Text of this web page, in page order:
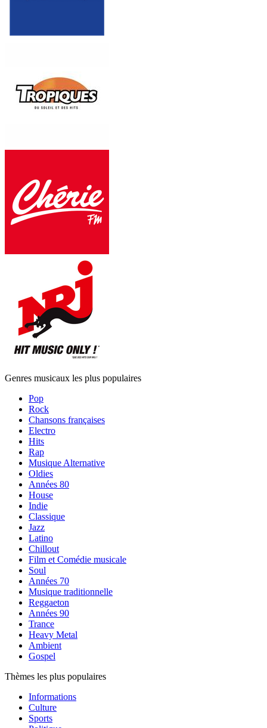
Genres musicaux les plus populaires
Pop
Rock
Chansons françaises
Electro
Hits
Rap
Musique Alternative
Oldies
Années 80
House
Indie
Classique
Jazz
Latino
Chillout
Film et Comédie musicale
Soul
Années 70
Musique traditionnelle
Reggaeton
Années 90
Trance
Heavy Metal
Ambient
Gospel
Thèmes les plus populaires
Informations
Culture
Sports